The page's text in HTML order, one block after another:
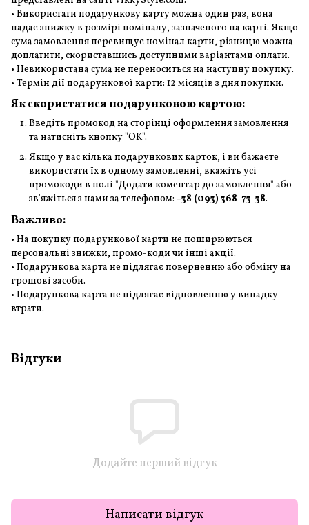
• Використати подарункову карту можна один раз, вона
надає знижку в розмірі номіналу, зазначеного на карті. Якщо
сума замовлення перевищує номінал карти, різницю можна
доплатити, скориставшись доступними варіантами оплати.
• Невикористана сума не переноситься на наступну покупку.
• Термін дії подарункової карти: 12 місяців з дня покупки.
Як скористатися подарунковою картою:
Введіть промокод на сторінці оформлення замовлення
та натисніть кнопку "OK".
Якщо у вас кілька подарункових карток, і ви бажаєте
використати їх в одному замовленні, вкажіть усі
промокоди в полі "Додати коментар до замовлення" або
зв'яжіться з нами за телефоном: +38 (093) 368-73-38.
Важливо:
• На покупку подарункової карти не поширюються
персональні знижки, промо-коди чи інші акції.
• Подарункова карта не підлягає поверненню або обміну на
грошові засоби.
• Подарункова карта не підлягає відновленню у випадку
втрати.
Відгуки
Додайте перший відгук
Написати відгук